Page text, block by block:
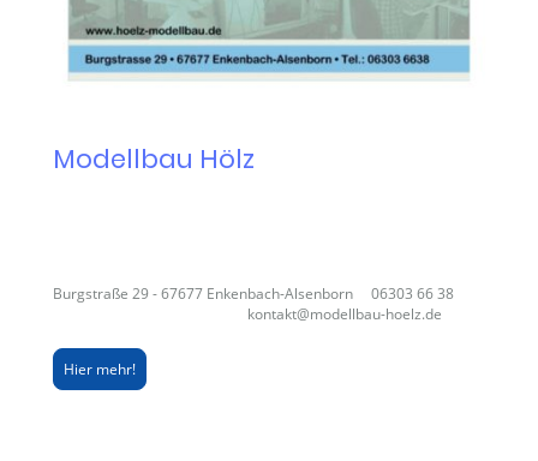
Modellbau Hölz
Burgstraße 29 - 67677 Enkenbach-Alsenborn 06303 66 38
kontakt@modellbau-hoelz.de
Hier mehr!